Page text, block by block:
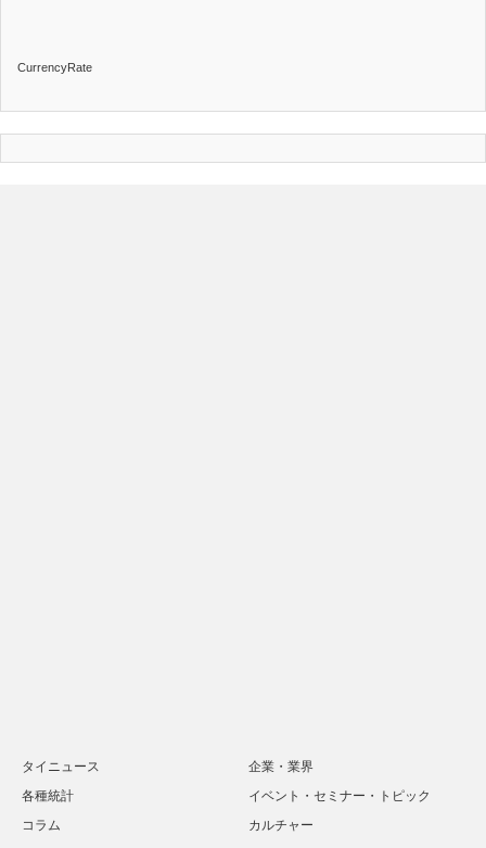
CurrencyRate
タイニュース
企業・業界
各種統計
イベント・セミナー・トピック
コラム
カルチャー